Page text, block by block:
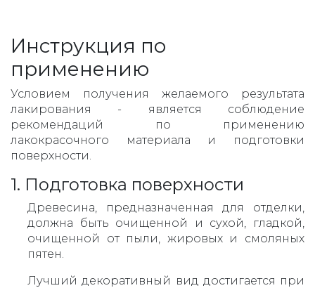
Инструкция по
применению
Условием получения желаемого результата
лакирования - является соблюдение
рекомендаций по применению
лакокрасочного материала и подготовки
поверхности.
1. Подготовка поверхности
Древесина, предназначенная для отделки,
должна быть очищенной и сухой, гладкой,
очищенной от пыли, жировых и смоляных
пятен.
Лучший декоративный вид достигается при